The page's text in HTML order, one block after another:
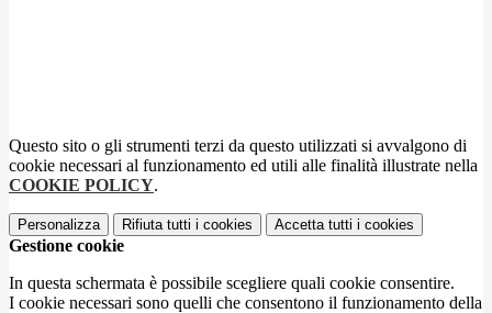
Questo sito o gli strumenti terzi da questo utilizzati si avvalgono di
cookie necessari al funzionamento ed utili alle finalità illustrate nella
COOKIE POLICY.
Personalizza Rifiuta tutti i cookies Accetta tutti i cookies
Gestione cookie
In questa schermata è possibile scegliere quali cookie consentire.
I cookie necessari sono quelli che consentono il funzionamento della